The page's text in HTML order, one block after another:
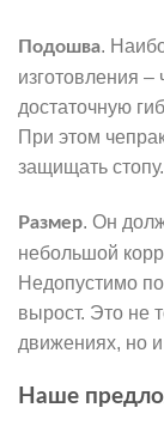
Подошва.
изготовления
достаточную
При этом
защищать стопу.
Размер. Он
небольшой
Недопустимо
вырост. Это не
движениях, но
Наше